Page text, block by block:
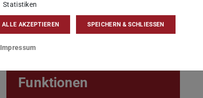
Funktionen
Statistiken
ALLE AKZEPTIEREN SPEICHERN & SCHLIESSEN
Impressum